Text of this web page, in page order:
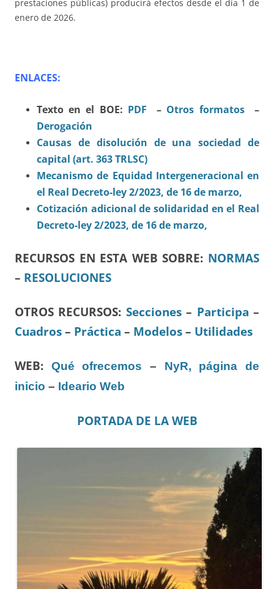
prestaciones públicas) producirá efectos desde el día 1 de
enero de 2026.
ENLACES:
Texto en el BOE: PDF – Otros formatos–
Derogación
Causas de disolución de una sociedad de
capital (art. 363 TRLSC)
Mecanismo de Equidad Intergeneracional en
el Real Decreto-ley 2/2023, de 16 de marzo,
Cotización adicional de solidaridad en el Real
Decreto-ley 2/2023, de 16 de marzo,
RECURSOS EN ESTA WEB SOBRE: NORMAS
– RESOLUCIONES
OTROS RECURSOS: Secciones– Participa –
Cuadros – Práctica – Modelos – Utilidades
WEB: Qué ofrecemos – NyR, página de
inicio – Ideario Web
PORTADA DE LA WEB